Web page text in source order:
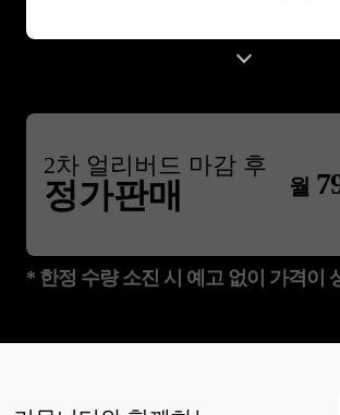
2차 얼리버드 마감 후
정가판매 월
* 한정 수량 소진 시 예고 없이 가격이